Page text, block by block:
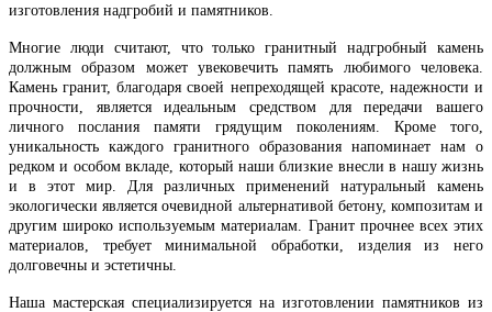
изготовления надгробий и памятников.
Многие люди считают, что только гранитный надгробный камень
должным образом может увековечить память любимого человека.
Камень гранит, благодаря своей непреходящей красоте, надежности и
прочности, является идеальным средством для передачи вашего
личного послания памяти грядущим поколениям. Кроме того,
уникальность каждого гранитного образования напоминает нам о
редком и особом вкладе, который наши близкие внесли в нашу жизнь
и в этот мир. Для различных применений натуральный камень
экологически является очевидной альтернативой бетону, композитам и
другим широко используемым материалам. Гранит прочнее всех этих
материалов, требует минимальной обработки, изделия из него
долговечны и эстетичны.
Наша мастерская специализируется на изготовлении памятников из